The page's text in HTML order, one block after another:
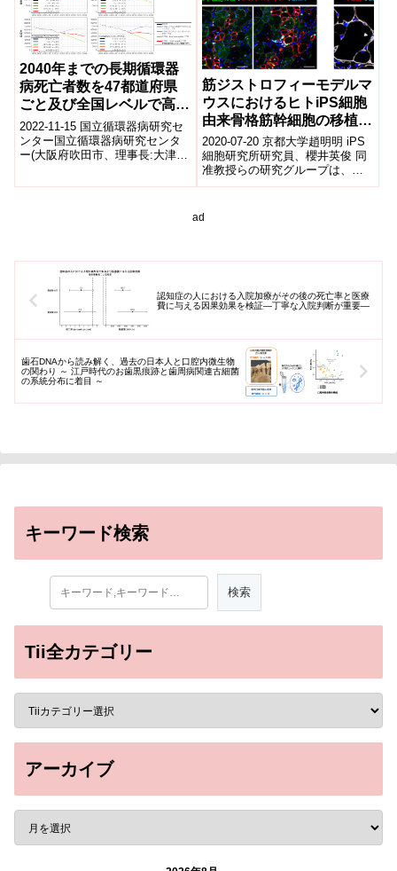
2040年までの長期循環器
病死亡者数を47都道府県
ごと及び全国レベルで高精
度に予測するモデルの開発
に成功
2022-11-15 国立循環器病研究セ
ンター国立循環器病研究センタ
ー(大阪府吹田市、理事長:大津欣
筋ジストロフィーモデルマ
ウスにおけるヒトiPS細胞
由来骨格筋幹細胞の移植効
果を確認
2020-07-20 京都大学趙明明 iPS
細胞研究所研究員、櫻井英俊 同
准教授らの研究グループは、ヒ
トiPS細胞から筋再生能のある骨
ad
認知症の人における入院加療がその後の死亡率と医療
費に与える因果効果を検証―丁寧な入院判断が重要―
歯石DNAから読み解く、過去の日本人と口腔内微生物
の関わり ～ 江戸時代のお歯黒痕跡と歯周病関連古細菌
の系統分布に着目 ～
キーワード検索
Tii全カテゴリー
アーカイブ